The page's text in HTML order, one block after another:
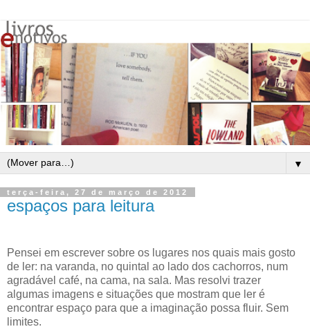
▼
terça-feira, 27 de março de 2012
espaços para leitura
Pensei em escrever sobre os lugares nos quais mais gosto
de ler: na varanda, no quintal ao lado dos cachorros, num
agradável café, na cama, na sala. Mas resolvi trazer
algumas imagens e situações que mostram que ler é
encontrar espaço para que a imaginação possa fluir. Sem
limites.